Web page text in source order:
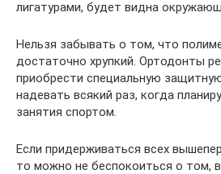
лигатурами, будет видна
Нельзя забывать о том, что
достаточно хрупкий. Ортодонты
приобрести специальную
надевать всякий раз, когда
занятия спортом.
Если придерживаться всех
то можно не беспокоиться о том,